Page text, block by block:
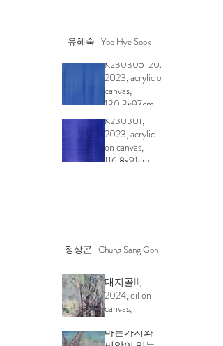
유혜숙 Yoo Hye Sook
K230305_2023
2023, acrylic on
canvas,
130.3x97cm
K230301,
2023, acrylic
on canvas,
116.8x91cm
정상곤 Chung Sang Gon
대지골II,
2024, oil on
canvas,
초겨울 풍경_
마른가지와